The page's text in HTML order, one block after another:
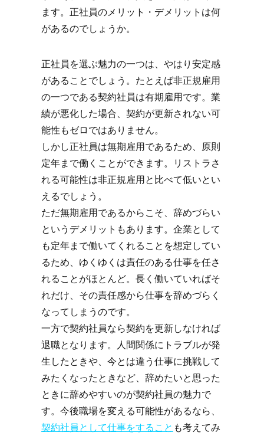
ます。正社員のメリット・デメリットは何
があるのでしょうか。
正社員を選ぶ魅力の一つは、やはり安定感
があることでしょう。たとえば非正規雇用
の一つである契約社員は有期雇用です。業
績が悪化した場合、契約が更新されない可
能性もゼロではありません。
しかし正社員は無期雇用であるため、原則
定年まで働くことができます。リストラさ
れる可能性は非正規雇用と比べて低いとい
えるでしょう。
ただ無期雇用であるからこそ、辞めづらい
というデメリットもあります。企業として
も定年まで働いてくれることを想定してい
るため、ゆくゆくは責任のある仕事を任さ
れることがほとんど。長く働いていればそ
れだけ、その責任感から仕事を辞めづらく
なってしまうのです。
一方で契約社員なら契約を更新しなければ
退職となります。人間関係にトラブルが発
生したときや、今とは違う仕事に挑戦して
みたくなったときなど、辞めたいと思った
ときに辞めやすいのが契約社員の魅力で
す。今後職場を変える可能性があるなら、
契約社員として仕事をすること も考えてみ